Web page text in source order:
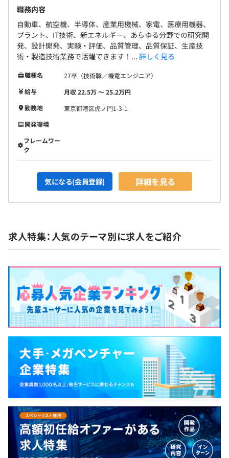
※上記のツールはあくまで一例です。
全国7,300以上名のエンジニアが在籍！
多くの新卒エンジニアが研究開発、設計・開発、実験・評
価、生産技術・製造技術業務で活躍してます！
＜職種別技術者比率＞
開発・設計エンジニア：21.8%
実験・評価エンジニア：20.3%
フィールドエンジニア：16.5%
ソフトウェア・情報処理エンジニア：14.9%
生産技術エンジニア：13.3%
組込み・制御エンジニア：5.4%
②エリア限定型社員：会社負担5割（ただし6年目以降は3
割）
※会社負担額については、別途定める地域区分により上限
額があります。
※社宅入居年数は、会社指示の転勤の場合には都度リセッ
トされます。
年2回（7月・12月）
年1回（5月）
災保険）
・GLTD（団体長期障害所得補償保険）
無期雇用
3カ月（試用期間は賞与査定期間の対象外）
・（eラーニング）有機化学・高分子化学、分析化学・環
境科学
・知って納得！化学物質の話
・現場に役立つ品質管理（手法と実践）
・ＧＸを支える「新素材」あれこれ～カーボンニュートラ
・Excelで学ぶデータサイエンス入門
■約300種の資格取得支援
最大7万円
＜お祝い金支給の資格の一例＞
・CAD利用技術者3次元2級
・品質管理（QC）検定２級
・AI実装検定 A級
・第三種電気主任技術者
・第二級陸上無線技術士
・統計検定データサイエンス基礎
情報ー
・基本情報技術者試験
・エンベデッドシステムスペシャリスト試験
・ネットワークスペシャリスト試験
・Python3エンジニア認定実践
・AWS 認定AIプラクティショナー／ファンダメンタル
化学ー
・品質管理（QC）検定２級
・危険物取扱者 乙種
・検査分析士初級
メンター制度の有無
なし
キャリアコンサルティング制度の有無及びその内容
職務内容
自動車、航空機、半導体、産業用機械、家電、医療用機器、
プラント、IT技術、新エネルギー、あらゆる分野での研究開
発、設計開発、実験・評価、品質管理、品質保証、生産技
術・製造技術業務で活躍できます！... 詳しく見る
職種名
27卒（技術職／機電エンジニア）
給与
月収 22.5万 〜 25.2万円
勤務地
東京都港区虎ノ門1-3-1
開発環境
フレームワー
ク
気になる(会員登録) 詳細を見る
求人特集：人気のテーマ別に求人をご紹介